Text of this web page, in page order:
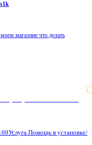
магазине что делать
Помощь в установке/